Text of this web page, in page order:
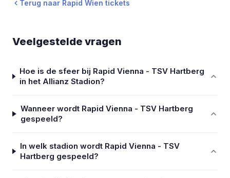
Terug naar Rapid Wien tickets
Veelgestelde vragen
Hoe is de sfeer bij Rapid Vienna - TSV Hartberg
in het Allianz Stadion?
Wanneer wordt Rapid Vienna - TSV Hartberg
gespeeld?
In welk stadion wordt Rapid Vienna - TSV
Hartberg gespeeld?